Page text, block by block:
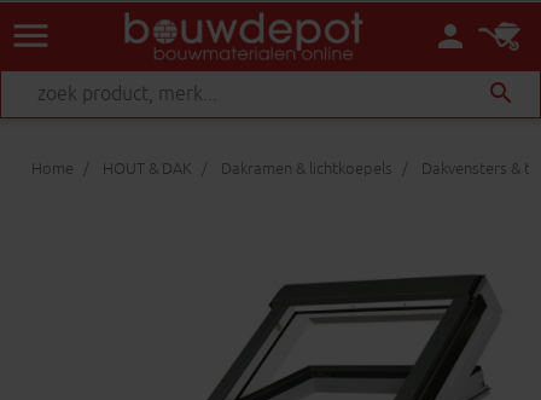
person
menu
search
Home HOUT & DAK Dakramen & lichtkoepels Dakvensters &